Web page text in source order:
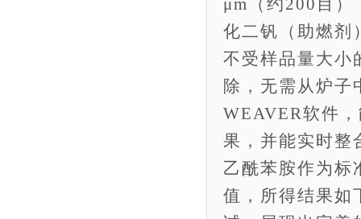
μm（约200目
化二钒（助燃剂
不受样品量大小
除，无需从炉
WEAVER软件
果，并能实时整
乙酰苯胺作为标
值，所得结果如